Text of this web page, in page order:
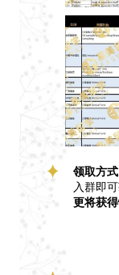
领取方式
入群即
更将获